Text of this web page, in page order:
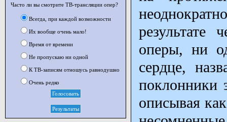
оперы, ни
сердце,
поклонники
описывая
Часто ли вы смотрите ТВ-трансляции опер?
Всегда, при каждой возможности
Их вообще очень мало!
Время от времени
Не пропускаю ни одной
К ТВ-записям отношусь равнодушно
Очень редко